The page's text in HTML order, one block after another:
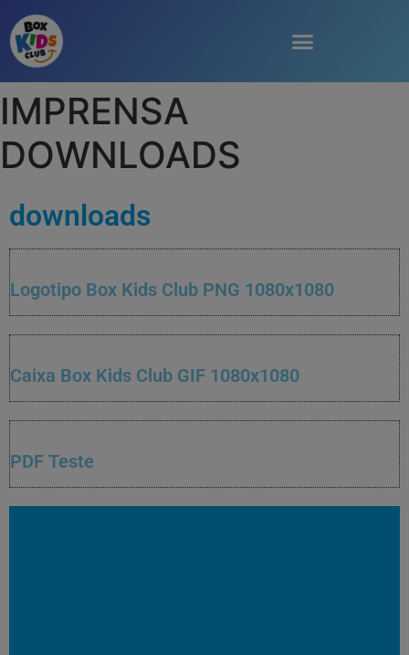
IMPRENSA
DOWNLOADS
downloads
Logotipo Box Kids Club PNG 1080x1080
Caixa Box Kids Club GIF 1080x1080
PDF Teste